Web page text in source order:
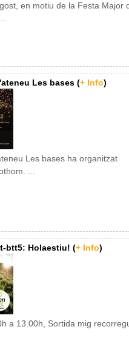
en motiu de la Festa Major
Les bases (+ Info)
Les bases ha organitzat
...
btt5: Holaestiu! (+ Info)
a 13.00h, Sortida mig